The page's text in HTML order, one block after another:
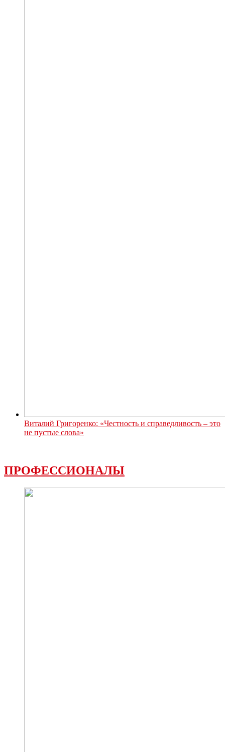
Виталий Григоренко: «Честность и справедливость – это
не пустые слова»
ПРОФЕССИОНАЛЫ